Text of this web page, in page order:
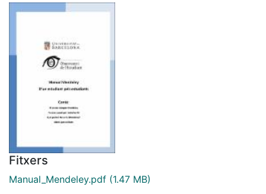
Fitxers
Manual_Mendeley.pdf (1.47 MB)